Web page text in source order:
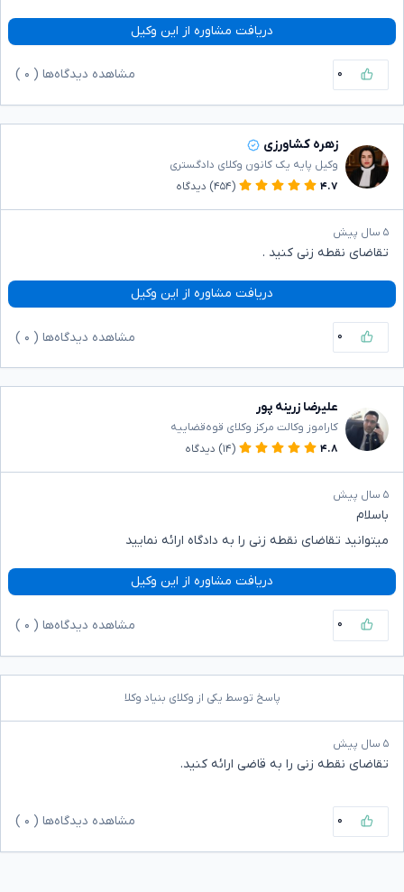
دریافت مشاوره از این وکیل
۰ مشاهده دیدگاه‌ها ( ۰
زهره کشاورزی
وکیل پایه یک کانون وکلای دادگستری
۴.۷
(۴۵۴) دیدگاه
۵ سال پیش
تقاضای نقطه زنی کنید .
دریافت مشاوره از این وکیل
۰ مشاهده دیدگاه‌ها ( ۰
علیرضا زرینه پور
کاراموز وکالت مرکز وکلای قوه‌قضاییه
۴.۸
(۱۴) دیدگاه
۵ سال پیش
باسلام
میتوانید تقاضای نقطه زنی را به دادگاه ارائه نمایید
دریافت مشاوره از این وکیل
۰ مشاهده دیدگاه‌ها ( ۰
پاسخ توسط یکی از وکلای بنیاد وکلا
۵ سال پیش
تقاضای نقطه زنی را به قاضی ارائه کنید.
۰ مشاهده دیدگاه‌ها ( ۰